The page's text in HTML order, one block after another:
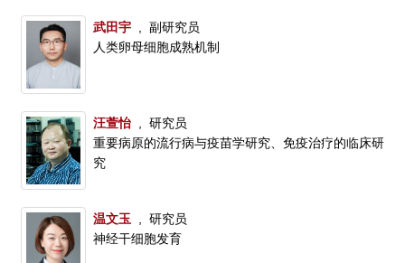
武田宇 , 副研究员
人类卵母细胞成熟机制
汪萱怡 , 研究员
重要病原的流行病与疫苗学研究、免疫治疗的临床研
究
温文玉 , 研究员
神经干细胞发育